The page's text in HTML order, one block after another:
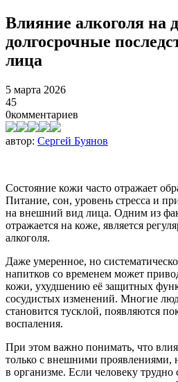
Влияние алкоголя на
долгосрочные
лица
5 марта 2026
45
0комментариев
автор: Сергей Буянов
Состояние кожи часто отражает
Питание, сон, уровень стресса и
на внешний вид лица. Одним из
отражается на коже, является
алкоголя.
Даже умеренное, но
напитков со временем может
кожи, ухудшению её защитных
сосудистых изменений. Многие
становится тусклой, появляются
воспаления.
При этом важно понимать, что
только с внешними проявлениями,
в организме. Если человеку трудно